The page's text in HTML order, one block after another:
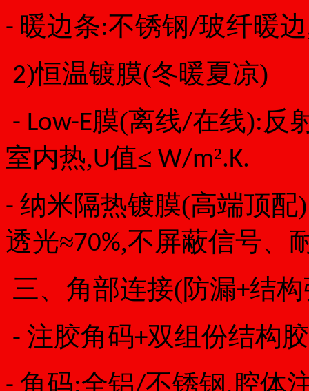
- 暖边条:不锈钢/玻纤暖
2)恒温镀膜(冬暖夏凉)
- Low-E膜(离线/在线):反
室内热,U值≤ W/m².K.
- 纳米隔热镀膜(高端顶配
透光≈70%,不屏蔽信号、
三、角部连接(防漏+结
- 注胶角码+双组份结构
角码:全铝 不锈钢,腔体